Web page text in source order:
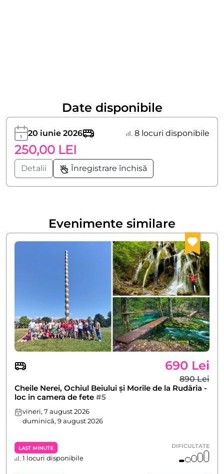
Date disponibile
20 iunie 2026 8 locuri disponibile
250,00 LEI
Detalii Înregistrare închisă
Evenimente similare
690 Lei
890 Lei
Cheile Nerei, Ochiul Beiului și Morile de la Rudăria -
loc in camera de fete #5
vineri, 7 august 2026
duminică, 9 august 2026
Last Minute
1 locuri disponibile
DIFICULTATE